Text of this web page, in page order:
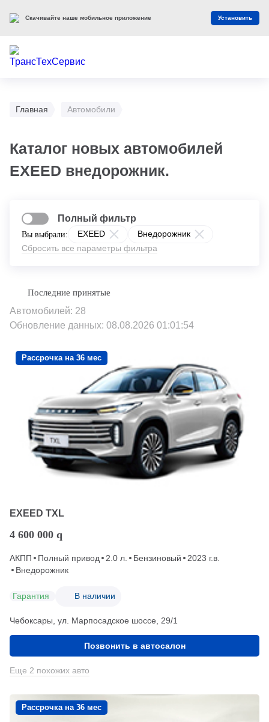
Главная Автомобили
Каталог новых автомобилей
EXEED внедорожник.
Вы выбрали: EXEED
Внедорожник
Сбросить все параметры фильтра
Полный фильтр
Автомобилей: 28
Обновление данных: 08.08.2026 01:01:54
Рассрочка на 36 мес
EXEED TXL
4 600 000 q
АКПП Полный привод 2.0 л. Бензиновый
2023 г.в.
Внедорожник
Гарантия В наличии
Чебоксары, ул. Марпосадское шоссе, 29/1
Позвонить в автосалон
Еще 2 похожих авто
Рассрочка на 36 мес
Скачивайте наше мобильное приложение Установить